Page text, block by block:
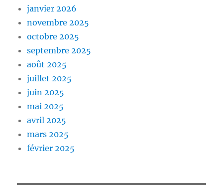
janvier 2026
novembre 2025
octobre 2025
septembre 2025
août 2025
juillet 2025
juin 2025
mai 2025
avril 2025
mars 2025
février 2025